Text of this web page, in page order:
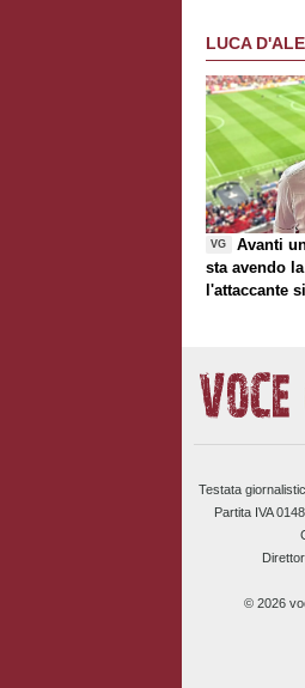
LUCA
VG
Avanti
sta avendo
l'attaccante
Testata
Partita IVA
© 2026